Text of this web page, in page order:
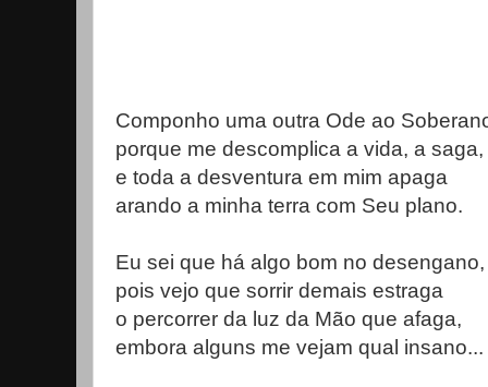
Componho uma outra Ode ao
porque me descomplica a vida, a saga,
e toda a desventura em mim apaga
arando a minha terra com Seu plano.
Eu sei que há algo bom no desengano,
pois vejo que sorrir demais estraga
o percorrer da luz da Mão que afaga,
embora alguns me vejam qual insano...